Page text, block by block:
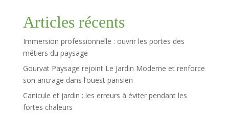
Articles récents
Immersion professionnelle : ouvrir les portes des
métiers du paysage
Gourvat Paysage rejoint Le Jardin Moderne et renforce
son ancrage dans l’ouest parisien
Canicule et jardin : les erreurs à éviter pendant les
fortes chaleurs